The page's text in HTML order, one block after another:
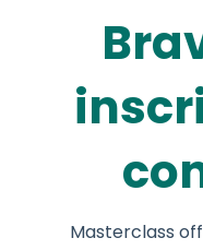
Masterclass